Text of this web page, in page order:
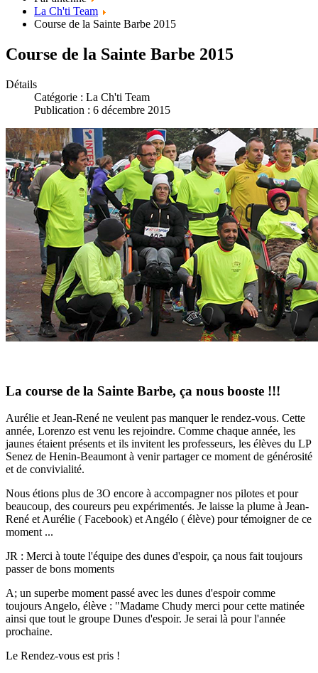
La Ch'ti Team
Course de la Sainte Barbe 2015
Course de la Sainte Barbe 2015
Détails
Catégorie : La Ch'ti Team
Publication : 6 décembre 2015
La course de la Sainte Barbe, ça nous booste !!!
Aurélie et Jean-René ne veulent pas manquer le rendez-vous. Cette
année, Lorenzo est venu les rejoindre. Comme chaque année, les
jaunes étaient présents et ils invitent les professeurs, les élèves du LP
Senez de Henin-Beaumont à venir partager ce moment de générosité
et de convivialité.
Nous étions plus de 3O encore à accompagner nos pilotes et pour
beaucoup, des coureurs peu expérimentés. Je laisse la plume à Jean-
René et Aurélie ( Facebook) et Angélo ( élève) pour témoigner de ce
moment ...
JR : Merci à toute l'équipe des dunes d'espoir, ça nous fait toujours
passer de bons moments
A; un superbe moment passé avec les dunes d'espoir comme
toujours Angelo, élève : "Madame Chudy merci pour cette matinée
ainsi que tout le groupe Dunes d'espoir. Je serai là pour l'année
prochaine.
Le Rendez-vous est pris !